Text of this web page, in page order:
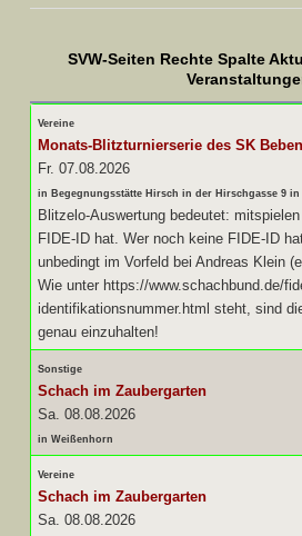
SVW-Seiten Rechte Spalte
Vereine
Monats-Blitzturnierserie des SK
Fr. 07.08.2026
in Begegnungsstätte Hirsch in der Hirschgasse 9 in
Blitzelo-Auswertung bedeutet:
FIDE-ID hat. Wer noch keine FIDE-ID
unbedingt im Vorfeld bei Andreas Klein
Wie unter https://www.schachbund.de/
identifikationsnummer.html steht, sind
genau einzuhalten!
Sonstige
Schach im Zaubergarten
Sa. 08.08.2026
in Weißenhorn
Vereine
Schach im Zaubergarten
Sa. 08.08.2026